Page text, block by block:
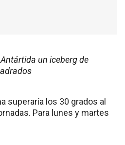
un iceberg de
superaría los 30 grados al
Para lunes y martes